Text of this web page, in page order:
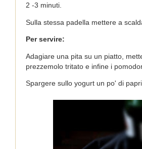
2 -3 minuti.
Sulla stessa padella mettere a
Per servire:
Adagiare una pita su un piatto,
prezzemolo tritato e infine i
Spargere sullo yogurt un po' di